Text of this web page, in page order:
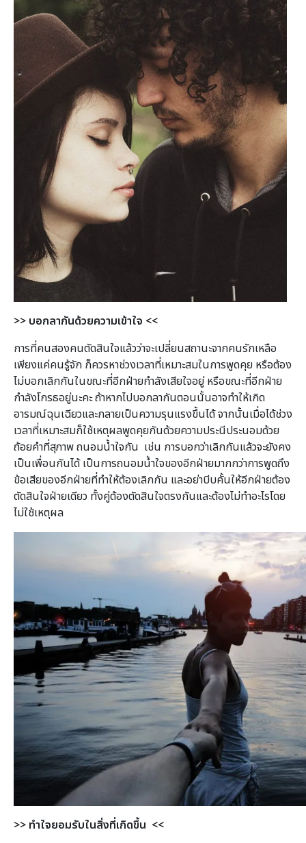
>> บอกลากันด้วยความเข้าใจ <<
การที่คนสองคนตัดสินใจแล้วว่าจะเปลี่ยนสถานะจากคนรักเหลือ
เพียงแค่คนรู้จัก ก็ควรหาช่วงเวลาที่เหมาะสมในการพูดคุย หรือต้อง
ไม่บอกเลิกกันในขณะที่อีกฝ่ายกำลังเสียใจอยู่ หรือขณะที่อีกฝ่าย
กำลังโกรธอยู่นะคะ ถ้าหากไปบอกลากันตอนนั้นอาจทำให้เกิด
อารมณ์ฉุนเฉียวและกลายเป็นความรุนแรงขึ้นได้ จากนั้นเมื่อได้ช่วง
เวลาที่เหมาะสมก็ใช้เหตุผลพูดคุยกันด้วยความประนีประนอมด้วย
ถ้อยคำที่สุภาพ ถนอมน้ำใจกัน เช่น การบอกว่าเลิกกันแล้วจะยังคง
เป็นเพื่อนกันได้ เป็นการถนอมน้ำใจของอีกฝ่ายมากกว่าการพูดถึง
ข้อเสียของอีกฝ่ายที่ทำให้ต้องเลิกกัน และอย่าบีบคั้นให้อีกฝ่ายต้อง
ตัดสินใจฝ่ายเดียว ทั้งคู่ต้องตัดสินใจตรงกันและต้องไม่ทำอะไรโดย
ไม่ใช้เหตุผล
>> ทำใจยอมรับในสิ่งที่เกิดขึ้น <<